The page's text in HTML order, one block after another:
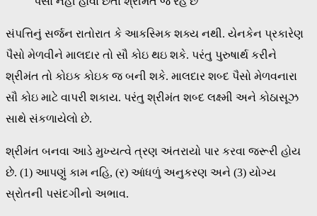
સંપત્તિનું સર્જન રાતોરાત કે આકસ્મિક શક્ય નથી. યેનકેન પ્રકારેણ
પૈસો મેળવીને માલદાર તો સૌ કોઇ થઇ શકે. પરંતુ પુરુષાર્થ કરીને
શ્રીમંત તો કોઇક કોઇક જ બની શકે. માલદાર શબ્દ પૈસો મેળવનારા
સૌ કોઇ માટે વાપરી શકાય. પરંતુ શ્રીમંત શબ્દ લક્ષ્મી અને કોઠાસૂઝ
સાથે સંકળાયેલો છે.
શ્રીમંત બનવા આડે મુખ્યત્વે ત્રણ અંતરાયો પાર કરવા જરૂરી હોય
છે. (1) આપણું કામ નહિ, (ર) આંધળું અનુકરણ અને (3) યોગ્ય
સ્રોતની પસંદગીનો અભાવ.